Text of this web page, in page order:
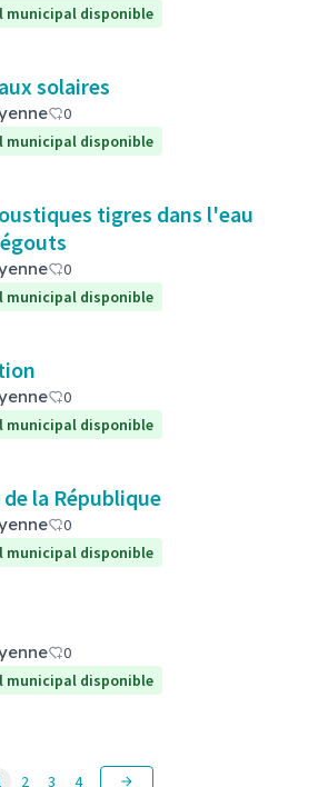
municipal disponible
solaires
0
municipal disponible
tigres dans l'eau
0
municipal disponible
0
municipal disponible
la République
0
municipal disponible
0
municipal disponible
2 3 4